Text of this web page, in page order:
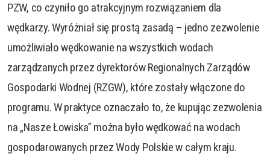
PZW, co czyniło go atrakcyjnym rozwiązaniem dla
wędkarzy. Wyróżniał się prostą zasadą – jedno zezwolenie
umożliwiało wędkowanie na wszystkich wodach
zarządzanych przez dyrektorów Regionalnych Zarządów
Gospodarki Wodnej (RZGW), które zostały włączone do
programu. W praktyce oznaczało to, że kupując zezwolenia
na „Nasze Łowiska” można było wędkować na wodach
gospodarowanych przez Wody Polskie w całym kraju.